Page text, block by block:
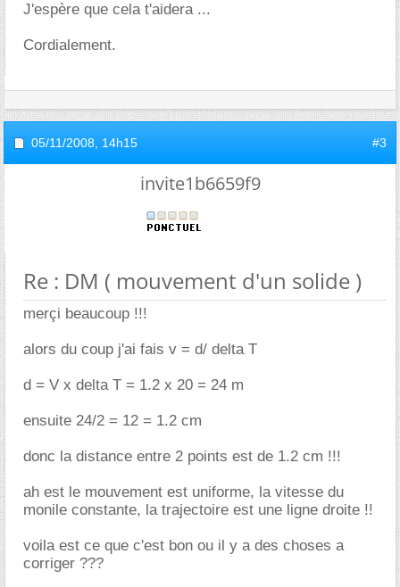
J'espère que cela t'aidera ...
Cordialement.
05/11/2008, 14h15 #3
invite1b6659f9
Re : DM ( mouvement d'un solide )
merçi beaucoup !!!
alors du coup j'ai fais v = d/ delta T
d = V x delta T = 1.2 x 20 = 24 m
ensuite 24/2 = 12 = 1.2 cm
donc la distance entre 2 points est de 1.2 cm !!!
ah est le mouvement est uniforme, la vitesse du
monile constante, la trajectoire est une ligne droite !!
voila est ce que c'est bon ou il y a des choses a
corriger ???